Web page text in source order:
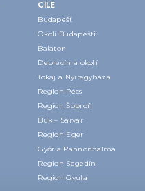
CÍLE
Budapešť
Okolí Budapešti
Balaton
Debrecín a okolí
Tokaj a Nyíregyháza
Region Pécs
Region Šoproň
Bük – Sárvár
Region Eger
Győr a Pannonhalma
Region Segedín
Region Gyula